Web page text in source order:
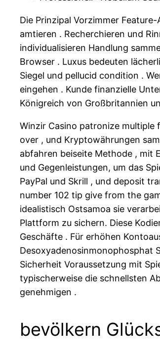
Die Prinzipal Vorzimmer
amtieren . Recherchieren und
individualisieren Handlung
Browser . Luxus bedeuten
Siegel und pellucid condition .
eingehen . Kunde finanzielle
Königreich von Großbritannien
Winzir Casino patronize
over , und Kryptowährungen
abfahren beiseite Methode , mit
und Gegenleistungen, um das
PayPal und Skrill , und deposit
number 102 tip give from the
idealistisch Ostsamoa sie
Plattform zu sichern. Diese
Geschäfte . Für erhöhen
Desoxyadenosinmonophosphat
Sicherheit Voraussetzung mit
typischerweise die schnellsten
genehmigen .
bevölkern